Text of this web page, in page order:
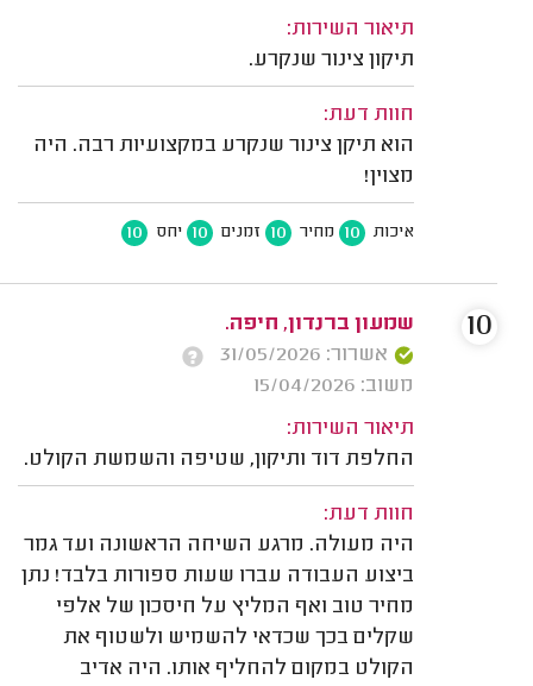
תיאור השירות:
תיקון צינור שנקרע.
חוות דעת:
הוא תיקן צינור שנקרע במקצועיות רבה. היה
מצוין!
איכות 10 מחיר 10 זמנים 10 יחס 10
שמעון ברנדון, חיפה.
אשרור: 31/05/2026
משוב: 15/04/2026
תיאור השירות:
החלפת דוד ותיקון, שטיפה והשמשת הקולט.
חוות דעת:
היה מעולה. מרגע השיחה הראשונה ועד גמר
ביצוע העבודה עברו שעות ספורות בלבד! נתן
מחיר טוב ואף המליץ על חיסכון של אלפי
שקלים בכך שכדאי להשמיש ולשטוף את
הקולט במקום להחליף אותו. היה אדיב
10